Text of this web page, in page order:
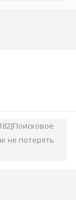
не потерять